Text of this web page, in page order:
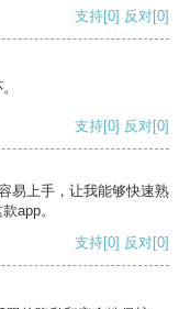
支持[0] 反对[0]
支持[0] 反对[0]
易上手，让我能够快速熟
app。
支持[0] 反对[0]